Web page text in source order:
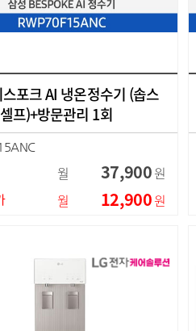
포크 AI 냉온정수기 (솝스
프)+방문관리 1회
월 37,900원
월 12,900원